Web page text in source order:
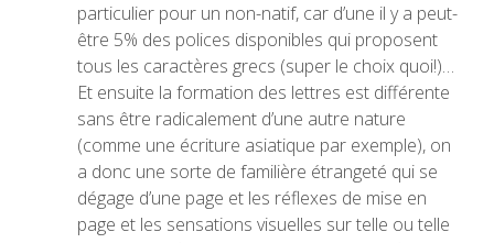
particulier pour un non-natif, car d’une il y a peut-
être 5% des polices disponibles qui proposent
tous les caractères grecs (super le choix quoi!)…
Et ensuite la formation des lettres est différente
sans être radicalement d’une autre nature
(comme une écriture asiatique par exemple), on
a donc une sorte de familière étrangeté qui se
dégage d’une page et les réflexes de mise en
page et les sensations visuelles sur telle ou telle